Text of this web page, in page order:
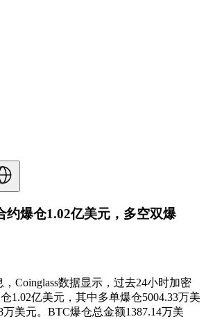
约爆仓1.02亿美元，多空双爆
，Coinglass数据显示，过去24小时加密
1.02亿美元，其中多单爆仓5004.33万美
万美元。BTC爆仓总金额1387.14万美